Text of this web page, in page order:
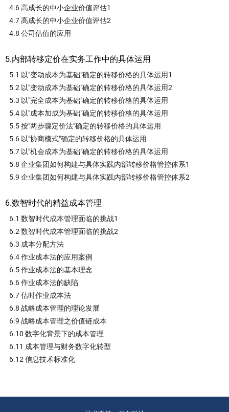
4.6 高成长的中小企业价值评估1
4.7 高成长的中小企业价值评估2
4.8 公司估值的应用
5.内部转移定价在实务工作中的具体运用
5.1 以"变动成本为基础"确定的转移价格的具体运用1
5.2 以"变动成本为基础"确定的转移价格的具体运用2
5.3 以"完全成本为基础"确定的转移价格的具体运用
5.4 以"成本加成为基础"确定的转移价格的具体运用
5.5 按"两步骤定价法"确定的转移价格的具体运用
5.6 以"协商模式"确定的转移价格的具体运用
5.7 以"机会成本为基础"确定的转移价格的具体运用
5.8 企业集团如何构建与具体实践内部转移价格管控体系1
5.9 企业集团如何构建与具体实践内部转移价格管控体系2
6.数智时代的精益成本管理
6.1 数智时代成本管理面临的挑战1
6.2 数智时代成本管理面临的挑战2
6.3 成本分配方法
6.4 作业成本法的应用案例
6.5 作业成本法的基本理念
6.6 作业成本法的缺陷
6.7 估时作业成本法
6.8 战略成本管理的理论发展
6.9 战略成本管理之价值链成本
6.10 数字化背景下的成本管理
6.11 成本管理与财务数字化转型
6.12 信息技术标准化